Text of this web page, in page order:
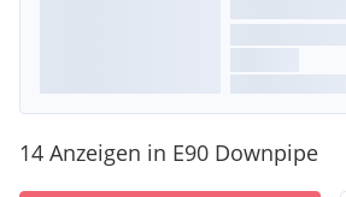
14 Anzeigen in E90 Downpipe